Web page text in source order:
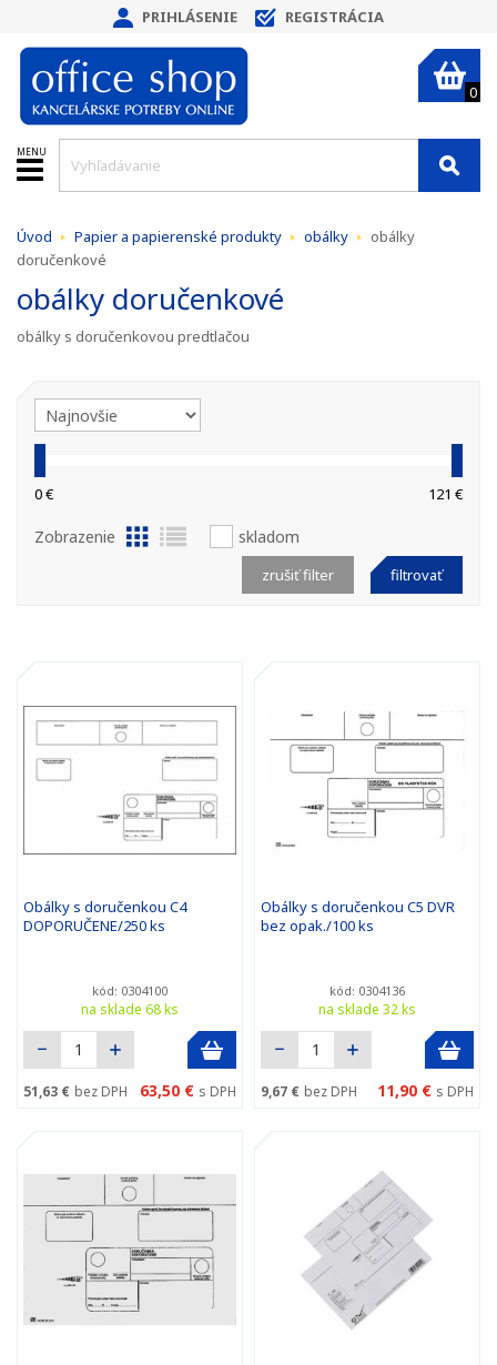
PRIHLÁSENIE REGISTRÁCIA
0
MENU
Úvod Papier a papierenské produkty obálky
obálky
doručenkové
obálky doručenkové
obálky s doručenkovou predtlačou
0 € 121 €
Zobrazenie skladom
filtrovať
zrušiť filter
Obálky s doručenkou C4
DOPORUČENE/250 ks
kód: 0304100
na sklade 68 ks
51,63 € bez DPH 63,50 € s DPH
Obálky s doručenkou C5 DVR
bez opak./100 ks
kód: 0304136
na sklade 32 ks
9,67 € bez DPH 11,90 € s DPH